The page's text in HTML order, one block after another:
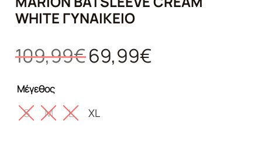
WHITE ΓΥΝΑΙΚΕΊΟ
109,99€ Original
price
69,99€
Μέγεθος
S M L XL